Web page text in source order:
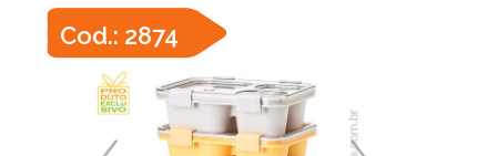
Cod.: 2874